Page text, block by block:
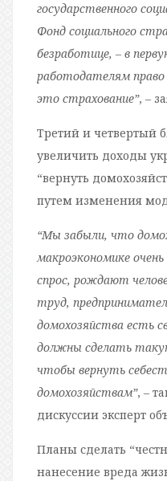
государственного
Фонд социального
безработице, – в
работодателям
это страхование”, –
Третий и четвертый
увеличить доходы
“вернуть
путем изменения
“Мы забыли, что
макроэкономике
спрос, рождают
труд,
домохозяйства есть
должны сделать
чтобы вернуть
домохозяйствам”, –
дискуссии эксперт
Планы сделать
нанесение вреда